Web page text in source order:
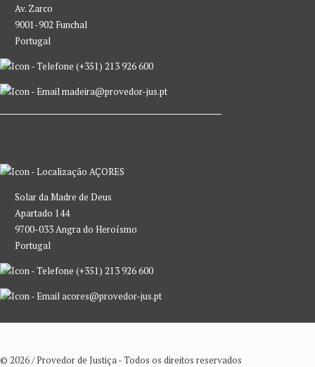
Av. Zarco
9001-902 Funchal
Portugal
(+351) 213 926 600
madeira@provedor-jus.pt
AÇORES
Solar da Madre de Deus
Apartado 144
9700-033 Angra do Heroísmo
Portugal
(+351) 213 926 600
acores@provedor-jus.pt
© 2026 / Provedor de Justiça - Todos os direitos reservados